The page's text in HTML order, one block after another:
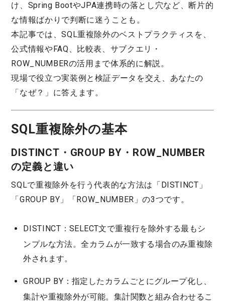
け、Spring BootやJPA連携時の落とし穴など、断片的
な情報ばかりで判断に迷うことも。
本記事では、SQL重複除外のベストプラクティスを、
公式情報やFAQ、比較表、サブクエリ・
ROW_NUMBERの活用まで体系的に解説。
現場で役立つ実装例と検証データを交え、あなたの
「なぜ？」に答えます。
SQL重複除外の基本
DISTINCT・GROUP BY・ROW_NUMBER
の定義と違い
SQLで重複除外を行う代表的な方法は「DISTINCT」
「GROUP BY」「ROW_NUMBER」の3つです。
DISTINCT ：SELECT文で重複行を除外する最もシ
ンプルな方法。全カラムが一致する場合のみ重複除
外されます。
GROUP BY ：指定したカラムごとにグループ化し、
集計や重複除外が可能。集計関数と組み合わせるこ